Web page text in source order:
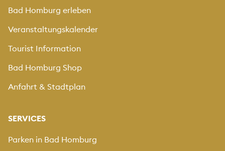
Bad Homburg erleben
Veranstaltungskalender
Tourist Information
Bad Homburg Shop
Anfahrt & Stadtplan
SERVICES
Parken in Bad Homburg